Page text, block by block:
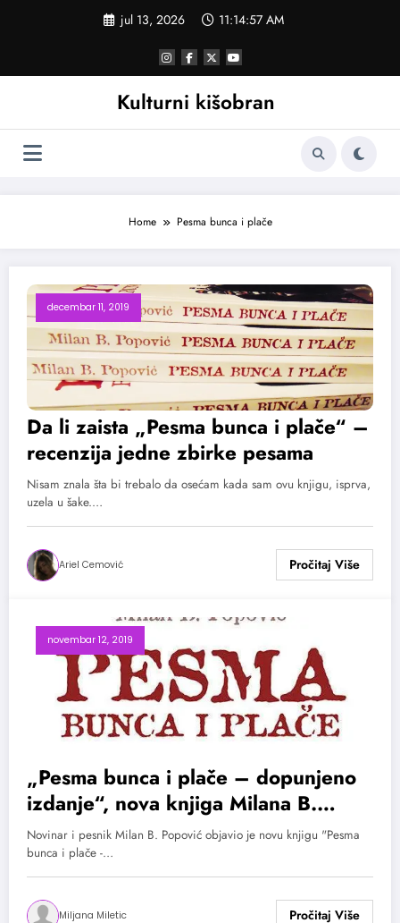
jul 13, 2026 11:14:57 AM
Kulturni kišobran
Home Pesma bunca i plače
decembar 11, 2019
Da li zaista „Pesma bunca i plače“ –
recenzija jedne zbirke pesama
Nisam znala šta bi trebalo da osećam kada sam ovu knjigu, isprva,
uzela u šake.…
Ariel Cemović
novembar 12, 2019
„Pesma bunca i plače – dopunjeno
izdanje“, nova knjiga Milana B.
Popovića
Novinar i pesnik Milan B. Popović objavio je novu knjigu "Pesma
bunca i plače -…
Miljana Miletic